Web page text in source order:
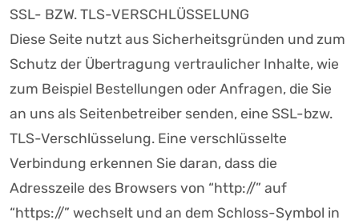
SSL- BZW. TLS-VERSCHLÜSSELUNG
Diese Seite nutzt aus Sicherheitsgründen und zum
Schutz der Übertragung vertraulicher Inhalte, wie
zum Beispiel Bestellungen oder Anfragen, die Sie
an uns als Seitenbetreiber senden, eine SSL-bzw.
TLS-Verschlüsselung. Eine verschlüsselte
Verbindung erkennen Sie daran, dass die
Adresszeile des Browsers von “http://” auf
“https://” wechselt und an dem Schloss-Symbol in